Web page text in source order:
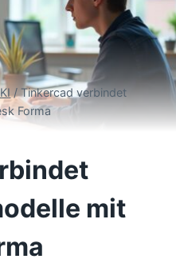
/ Tinkercad verbindet
Forma
mit